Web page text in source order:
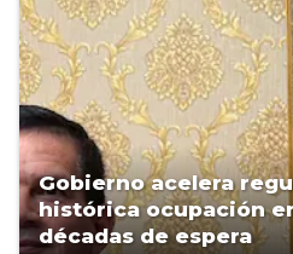
Gobierno acelera
histórica ocupación
décadas de espera